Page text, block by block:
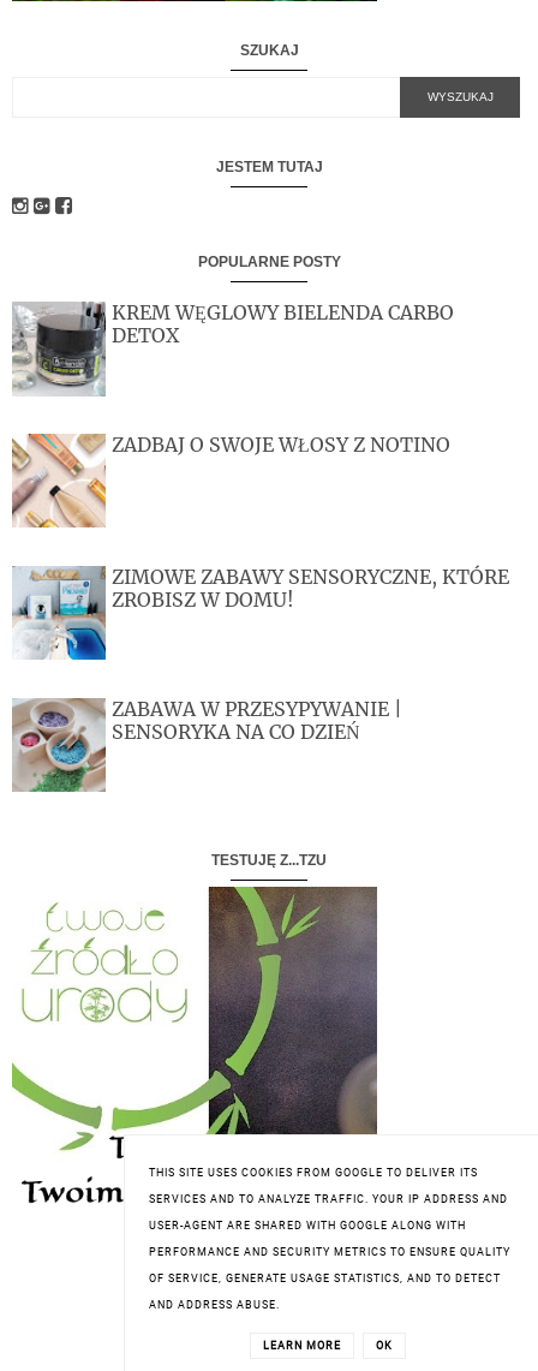
SZUKAJ
JESTEM TUTAJ
POPULARNE POSTY
KREM WĘGLOWY BIELENDA CARBO
DETOX
ZADBAJ O SWOJE WŁOSY Z NOTINO
ZIMOWE ZABAWY SENSORYCZNE, KTÓRE
ZROBISZ W DOMU!
ZABAWA W PRZESYPYWANIE |
SENSORYKA NA CO DZIEŃ
TESTUJĘ Z...TZU
WSPÓŁPRACA
THIS SITE USES COOKIES FROM GOOGLE TO DELIVER ITS
SERVICES AND TO ANALYZE TRAFFIC. YOUR IP ADDRESS AND
USER-AGENT ARE SHARED WITH GOOGLE ALONG WITH
PERFORMANCE AND SECURITY METRICS TO ENSURE QUALITY
OF SERVICE, GENERATE USAGE STATISTICS, AND TO DETECT
AND ADDRESS ABUSE.
LEARN MORE OK